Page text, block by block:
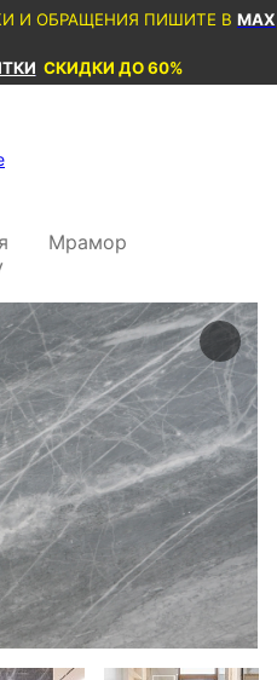
И ОБРАЩЕНИЯ ПИШИТЕ В MAX
СКИДКИ ДО 60%
Мрамор